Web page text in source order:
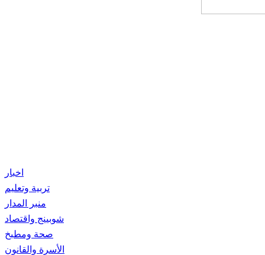
اخبار
تربية وتعليم
منبر المدار
شوبينج واقتصاد
صحة ومطبخ
الأسرة والقانون